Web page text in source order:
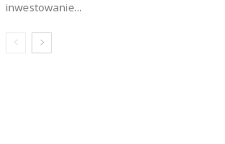
inwestowanie...